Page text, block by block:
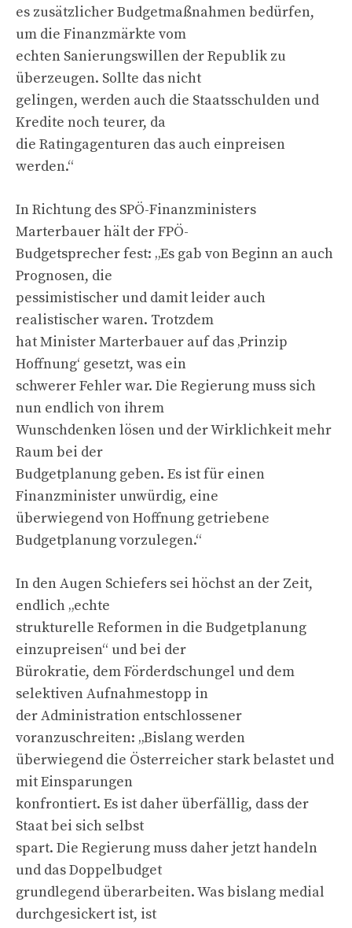
es zusätzlicher Budgetmaßnahmen bedürfen,
um die Finanzmärkte vom
echten Sanierungswillen der Republik zu
überzeugen. Sollte das nicht
gelingen, werden auch die Staatsschulden und
Kredite noch teurer, da
die Ratingagenturen das auch einpreisen
werden.“
In Richtung des SPÖ-Finanzministers
Marterbauer hält der FPÖ-
Budgetsprecher fest: „Es gab von Beginn an auch
Prognosen, die
pessimistischer und damit leider auch
realistischer waren. Trotzdem
hat Minister Marterbauer auf das ‚Prinzip
Hoffnung‘ gesetzt, was ein
schwerer Fehler war. Die Regierung muss sich
nun endlich von ihrem
Wunschdenken lösen und der Wirklichkeit mehr
Raum bei der
Budgetplanung geben. Es ist für einen
Finanzminister unwürdig, eine
überwiegend von Hoffnung getriebene
Budgetplanung vorzulegen.“
In den Augen Schiefers sei höchst an der Zeit,
endlich „echte
strukturelle Reformen in die Budgetplanung
einzupreisen“ und bei der
Bürokratie, dem Förderdschungel und dem
selektiven Aufnahmestopp in
der Administration entschlossener
voranzuschreiten: „Bislang werden
überwiegend die Österreicher stark belastet und
mit Einsparungen
konfrontiert. Es ist daher überfällig, dass der
Staat bei sich selbst
spart. Die Regierung muss daher jetzt handeln
und das Doppelbudget
grundlegend überarbeiten. Was bislang medial
durchgesickert ist, ist